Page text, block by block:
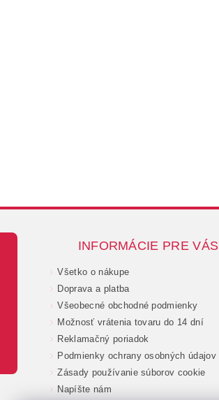
INFORMÁCIE PRE VÁS
Všetko o nákupe
Doprava a platba
Všeobecné obchodné podmienky
Možnosť vrátenia tovaru do 14 dní
Reklamačný poriadok
Podmienky ochrany osobných údajov
Zásady používanie súborov cookie
Napíšte nám